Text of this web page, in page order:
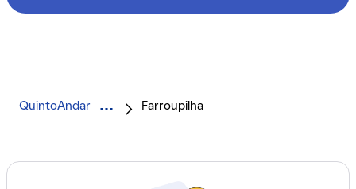
QuintoAndar Farroupilha